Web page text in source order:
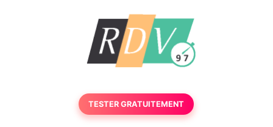
TESTER GRATUITEMENT